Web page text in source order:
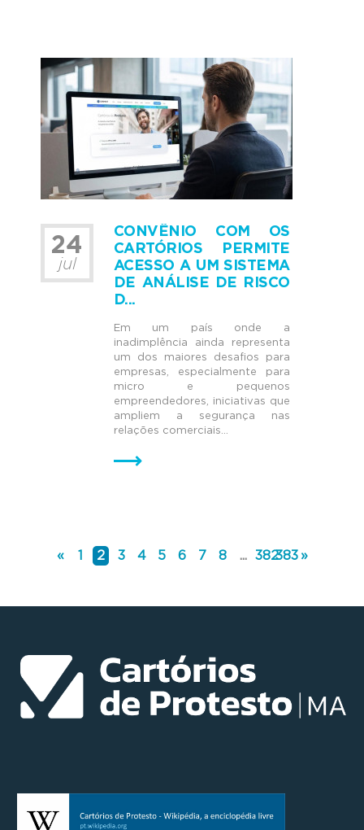
24
jul
CONVÊNIO COM OS
CARTÓRIOS PERMITE
ACESSO A UM SISTEMA
DE ANÁLISE DE RISCO
D...
Em um país onde a
inadimplência ainda representa
um dos maiores desafios para
empresas, especialmente para
micro e pequenos
empreendedores, iniciativas que
ampliem a segurança nas
relações comerciais...
« 1 2 3 4 5 6 7 8 ... 382383 »